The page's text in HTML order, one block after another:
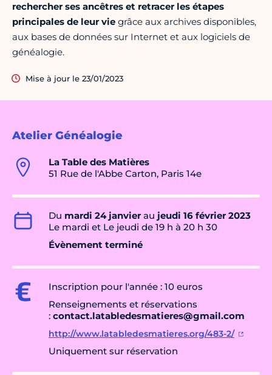
Atelier Généalogie
La Table des Matières
51 Rue de l'Abbe Carton, Paris 14e
Du mardi 24 janvierau jeudi 16 février 2023
Le mardi et Le jeudi de 19 h à 20 h 30
Évènement terminé
Inscription pour l'année : 10 euros
Renseignements et réservations
: contact.latabledesmatieres@gmail.com
http://www.latabledesmatieres.org/483-2/
Uniquement sur réservation
rechercher ses ancêtres et retracer les étapes
principales de leur vie grâce aux archives disponibles,
aux bases de données sur Internet et aux logiciels de
généalogie.
Mise à jour le 23/01/2023